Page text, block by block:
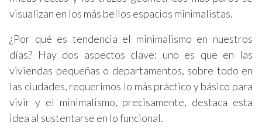
visualizan en los más bellos espacios minimalistas.
¿Por qué es tendencia el minimalismo en nuestros
días? Hay dos aspectos clave: uno es que en las
viviendas pequeñas o departamentos, sobre todo en
las ciudades, requerimos lo más práctico y básico para
vivir y el minimalismo, precisamente, destaca esta
idea al sustentarse en lo funcional.